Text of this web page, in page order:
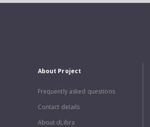
About Project
Frequently asked questions
Contact details
About dLibra